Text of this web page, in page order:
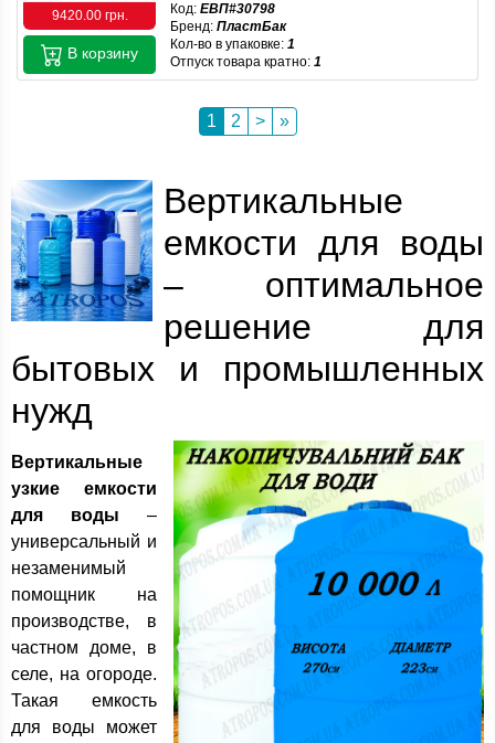
9420.00 грн. Код: ЕВП#30798
Бренд: ПластБак
Кол-во в упаковке: 1
Отпуск товара кратно: 1
В корзину
1 2 > »
Вертикальные
емкости для воды
– оптимальное
решение для
бытовых и промышленных
нужд
Вертикальные
узкие емкости
для воды –
универсальный и
незаменимый
помощник на
производстве, в
частном доме, в
селе, на огороде.
Такая емкость
для воды может